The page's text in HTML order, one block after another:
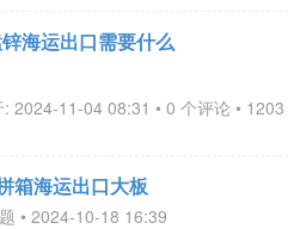
海运出口需要什么
2024-11-04 08:31 • 0 个评论 • 1203
箱海运出口大板
• 2024-10-18 16:39